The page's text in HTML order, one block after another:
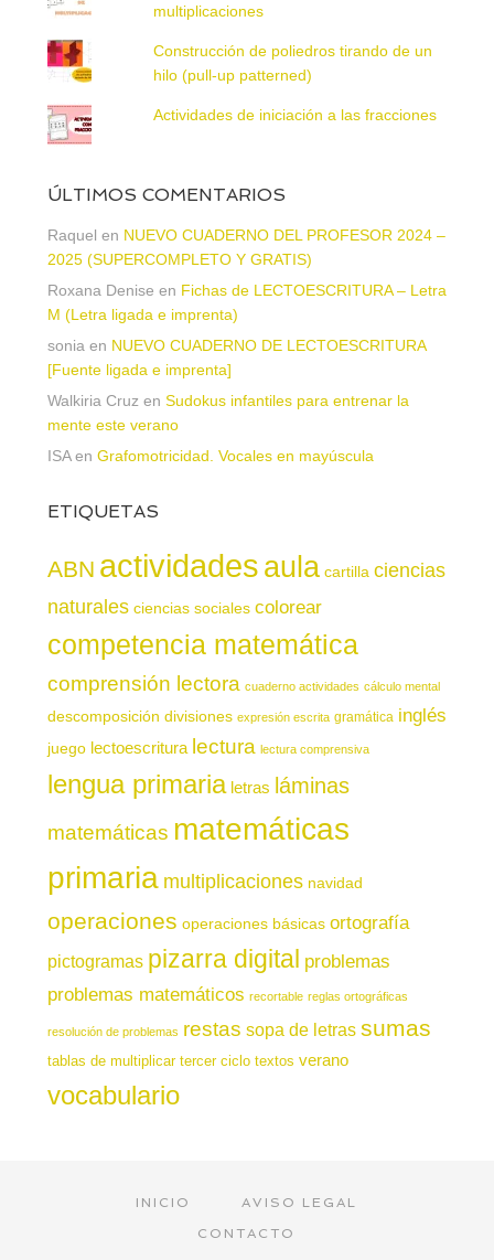
multiplicaciones
Construcción de poliedros tirando de un
hilo (pull-up patterned)
Actividades de iniciación a las fracciones
ÚLTIMOS COMENTARIOS
Raquel en NUEVO CUADERNO DEL PROFESOR 2024 –
2025 (SUPERCOMPLETO Y GRATIS)
Roxana Denise en Fichas de LECTOESCRITURA – Letra
M (Letra ligada e imprenta)
sonia en NUEVO CUADERNO DE LECTOESCRITURA
[Fuente ligada e imprenta]
Walkiria Cruz en Sudokus infantiles para entrenar la
mente este verano
ISAen Grafomotricidad. Vocales en mayúscula
ETIQUETAS
ABN actividadesaula cartilla ciencias
naturales ciencias sociales colorear
competencia matemática
comprensión lectora cuaderno actividades cálculo mental
descomposición divisiones expresión escrita gramática inglés
juego lectoescritura lectura lectura comprensiva
lengua primaria letras láminas
matemáticas matemáticas
primaria multiplicaciones navidad
operaciones operaciones básicas ortografía
pictogramas pizarra digital problemas
problemas matemáticos recortable reglas ortográficas
resolución de problemas restas sopa de letras sumas
tablas de multiplicar tercer ciclo textos verano
vocabulario
INICIO
AVISO LEGAL
CONTACTO